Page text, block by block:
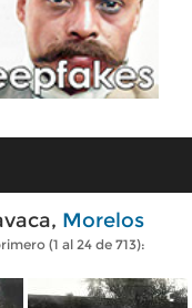
Morelos
(1 al 24 de 713):